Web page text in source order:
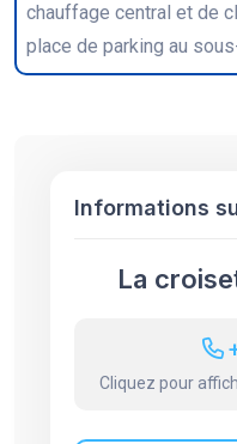
chauffage central et de
place de parking au
Informations
La
Cliquez pour